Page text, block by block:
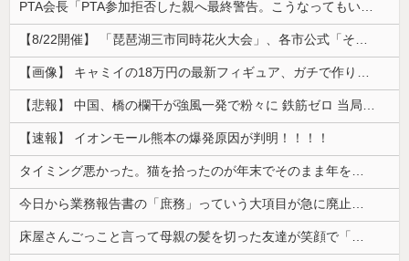
【速報】 イオンモール熊本の爆発原因が判明！！！！